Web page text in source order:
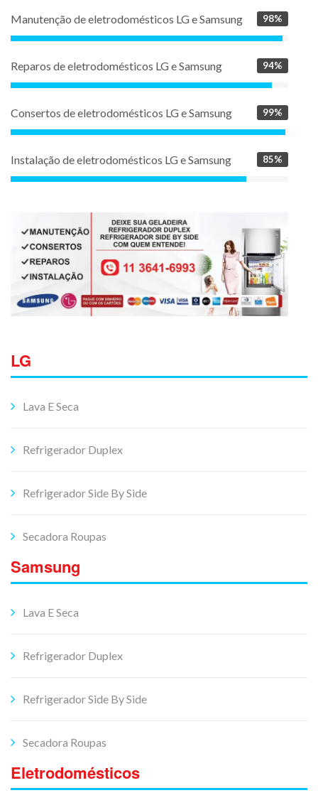
Manutenção de eletrodomésticos LG e Samsung 98%
Reparos de eletrodomésticos LG e Samsung 94%
Consertos de eletrodomésticos LG e Samsung 99%
Instalação de eletrodomésticos LG e Samsung 85%
LG
Lava E Seca
Refrigerador Duplex
Refrigerador Side By Side
Secadora Roupas
Samsung
Lava E Seca
Refrigerador Duplex
Refrigerador Side By Side
Secadora Roupas
Eletrodomésticos